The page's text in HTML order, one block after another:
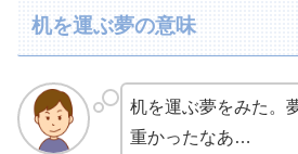
机を運ぶ夢の意味
机を運ぶ夢をみた。
重かったなあ…